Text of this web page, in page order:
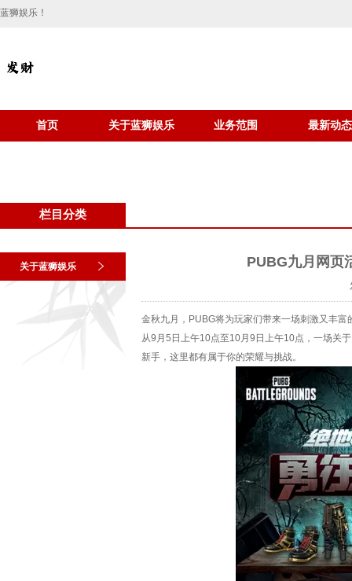
蓝狮娱乐！
首页 关于蓝狮娱乐 业务范围 最新动态
栏目分类
关于蓝狮娱乐 PUBG九月网页
金秋九月，PUBG将为玩家们带来一场刺激又丰
从9月5日上午10点至10月9日上午10点，一场关
新手，这里都有属于你的荣耀与挑战。